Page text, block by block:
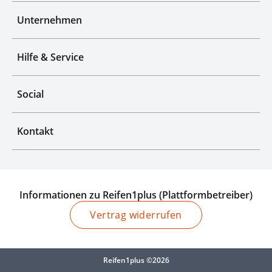
Unternehmen
Hilfe & Service
Social
Kontakt
Informationen zu Reifen1plus (Plattformbetreiber)
Vertrag widerrufen
Reifen1plus ©2026